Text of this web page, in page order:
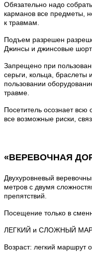
Обязательно надо
карманов все предметы,
к травмам.
Подъем разрешен
Джинсы и джинсовые
Запрещено при
серьги, кольца, браслеты
пользовании
травме.
Посетитель осознает всю
все возможные риски,
«ВЕРЕВОЧНАЯ
Двухуровневый
метров с двумя
препятствий.
Посещение только в
ЛЕГКИЙ и СЛОЖНЫЙ
Возраст: легкий маршрут